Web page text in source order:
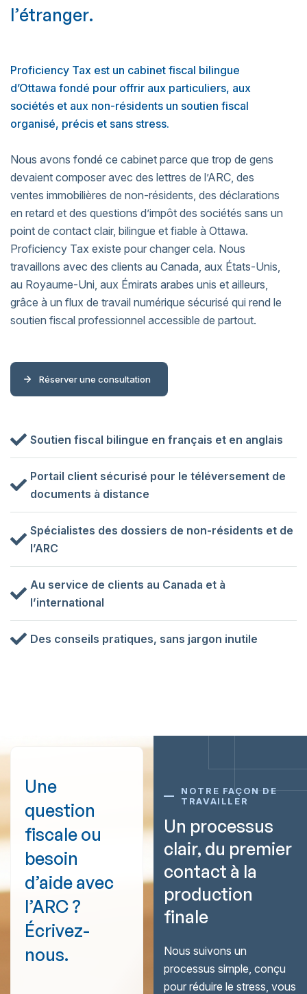
l’étranger.
Proficiency Tax est un cabinet fiscal bilingue
d’Ottawa fondé pour offrir aux particuliers, aux
sociétés et aux non-résidents un soutien fiscal
organisé, précis et sans stress.
Nous avons fondé ce cabinet parce que trop de gens
devaient composer avec des lettres de l’ARC, des
ventes immobilières de non-résidents, des déclarations
en retard et des questions d’impôt des sociétés sans un
point de contact clair, bilingue et fiable à Ottawa.
Proficiency Tax existe pour changer cela. Nous
travaillons avec des clients au Canada, aux États-Unis,
au Royaume-Uni, aux Émirats arabes unis et ailleurs,
grâce à un flux de travail numérique sécurisé qui rend le
soutien fiscal professionnel accessible de partout.
Réserver une consultation
Soutien fiscal bilingue en français et en anglais
Portail client sécurisé pour le téléversement de
documents à distance
Spécialistes des dossiers de non-résidents et de
l’ARC
Au service de clients au Canada et à
l’international
Des conseils pratiques, sans jargon inutile
Une
question
fiscale ou
besoin
d’aide avec
l’ARC ?
Écrivez-
nous.
NOTRE FAÇON DE
TRAVAILLER
Un processus
clair, du premier
contact à la
production
finale
Nous suivons un
processus simple, conçu
pour réduire le stress, vous